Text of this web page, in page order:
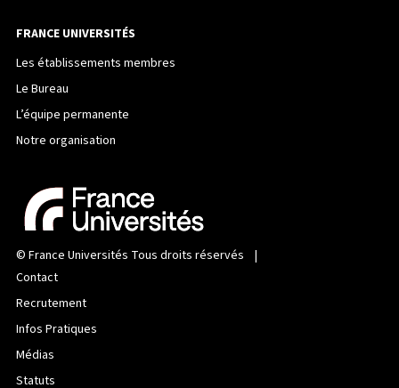
FRANCE UNIVERSITÉS
Les établissements membres
Le Bureau
L’équipe permanente
Notre organisation
© France Universités Tous droits réservés |
Contact
Recrutement
Infos Pratiques
Médias
Statuts